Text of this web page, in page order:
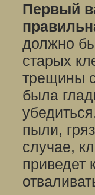
Первый
должно
старых
трещины
была
пыли,
случае,
приведет